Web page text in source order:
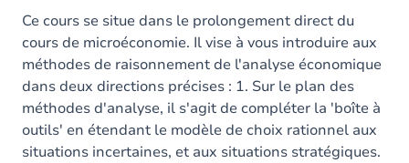
Ce cours se situe dans le prolongement direct du
cours de microéconomie. Il vise à vous introduire aux
méthodes de raisonnement de l'analyse économique
dans deux directions précises : 1. Sur le plan des
méthodes d'analyse, il s'agit de compléter la 'boîte à
outils' en étendant le modèle de choix rationnel aux
situations incertaines, et aux situations stratégiques.